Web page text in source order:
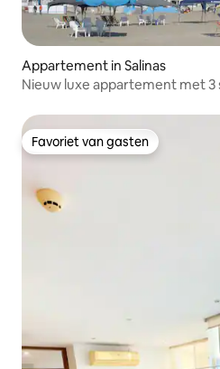
Appartement in Salinas
Nieuw luxe appartement met 3
Favoriet van gasten
Favoriet van gasten